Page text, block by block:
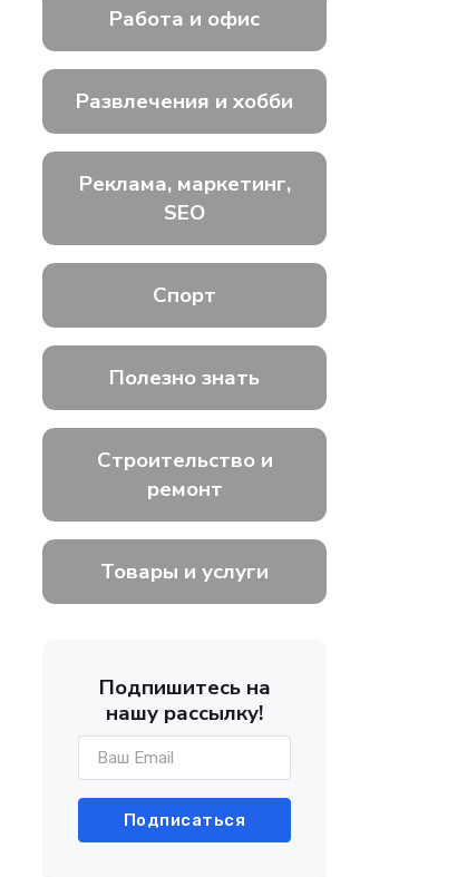
Работа и офис
Развлечения и хобби
Реклама, маркетинг,
SEO
Спорт
Полезно знать
Строительство и
ремонт
Товары и услуги
Подпишитесь на
нашу рассылку!
Подписаться